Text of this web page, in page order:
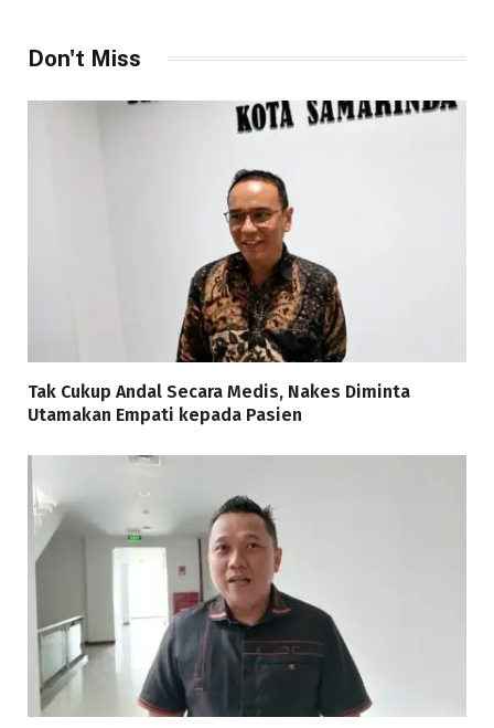
Don't Miss
Tak Cukup Andal Secara Medis, Nakes Diminta
Utamakan Empati kepada Pasien